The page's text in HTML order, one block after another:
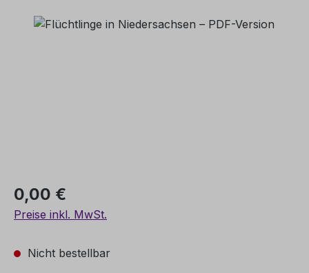
Bildergalerie überspringen
Regulärer Preis:
0,00 €
Preise inkl. MwSt.
Nicht bestellbar